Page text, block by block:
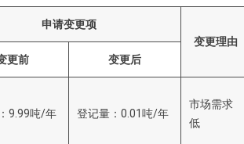
申请变更项
变更理由
更前 变更后
9.99吨/年 登记量：0.01吨/年
市场需求
低